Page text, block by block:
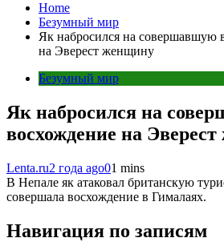
Home
Безумный мир
Як набросился на совершавшую
на Эверест женщину
Безумный мир
Як набросился на
восхождение на
Lenta.ru2 года ago01 mins
В Непале як атаковал британскую
совершала восхождение в Гималаях.
Навигация по записям